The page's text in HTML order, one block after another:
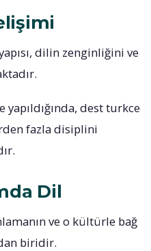
dilin zenginliğini ve
dest turkce
fazla disiplini
Dil
ve o kültürle bağ
biridir.